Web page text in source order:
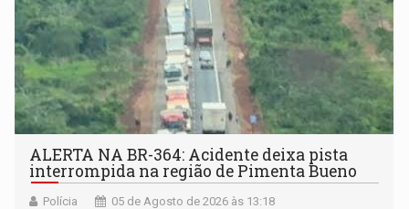
ALERTA NA BR-364: Acidente deixa pista
interrompida na região de Pimenta Bueno
Polícia 05 de Agosto de 2026 às 13:18